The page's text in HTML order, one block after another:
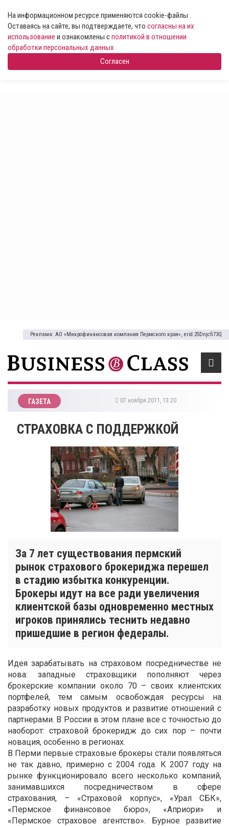
На информационном ресурсе применяются cookie-файлы .
Оставаясь на сайте, вы подтверждаете, что согласны на их
использование и ознакомлены сполитикой в отношении
обработки персональных данных
Согласен
Реклама: АО «Микрофинансовая компания Пермского края», erid:2SDnjcfi73Q
ГАЗЕТА 07 ноября 2011, 13:20
СТРАХОВКА С ПОДДЕРЖКОЙ
За 7 лет существования пермский
рынок страхового брокериджа перешел
в стадию избытка конкуренции.
Брокеры идут на все ради увеличения
клиентской базы одновременно местных
игроков принялись теснить недавно
пришедшие в регион федералы.
Идея зарабатывать на страховом посредничестве не
нова: западные страховщики пополняют через
брокерские компании около 70 – своих клиентских
портфелей, тем самым освобождая ресурсы на
разработку новых продуктов и развитие отношений с
партнерами. В России в этом плане все с точностью до
наоборот: страховой брокеридж до сих пор – почти
новация, особенно в регионах.
В Перми первые страховые брокеры стали появляться
не так давно, примерно с 2004 года. К 2007 году на
рынке функционировало всего несколько компаний,
занимавшихся посредничеством в сфере
страхования, – «Страховой корпус», «Урал СБК»,
«Пермское финансовое бюро», «Априори» и
«Пермское страховое агентство». Бурное развитие